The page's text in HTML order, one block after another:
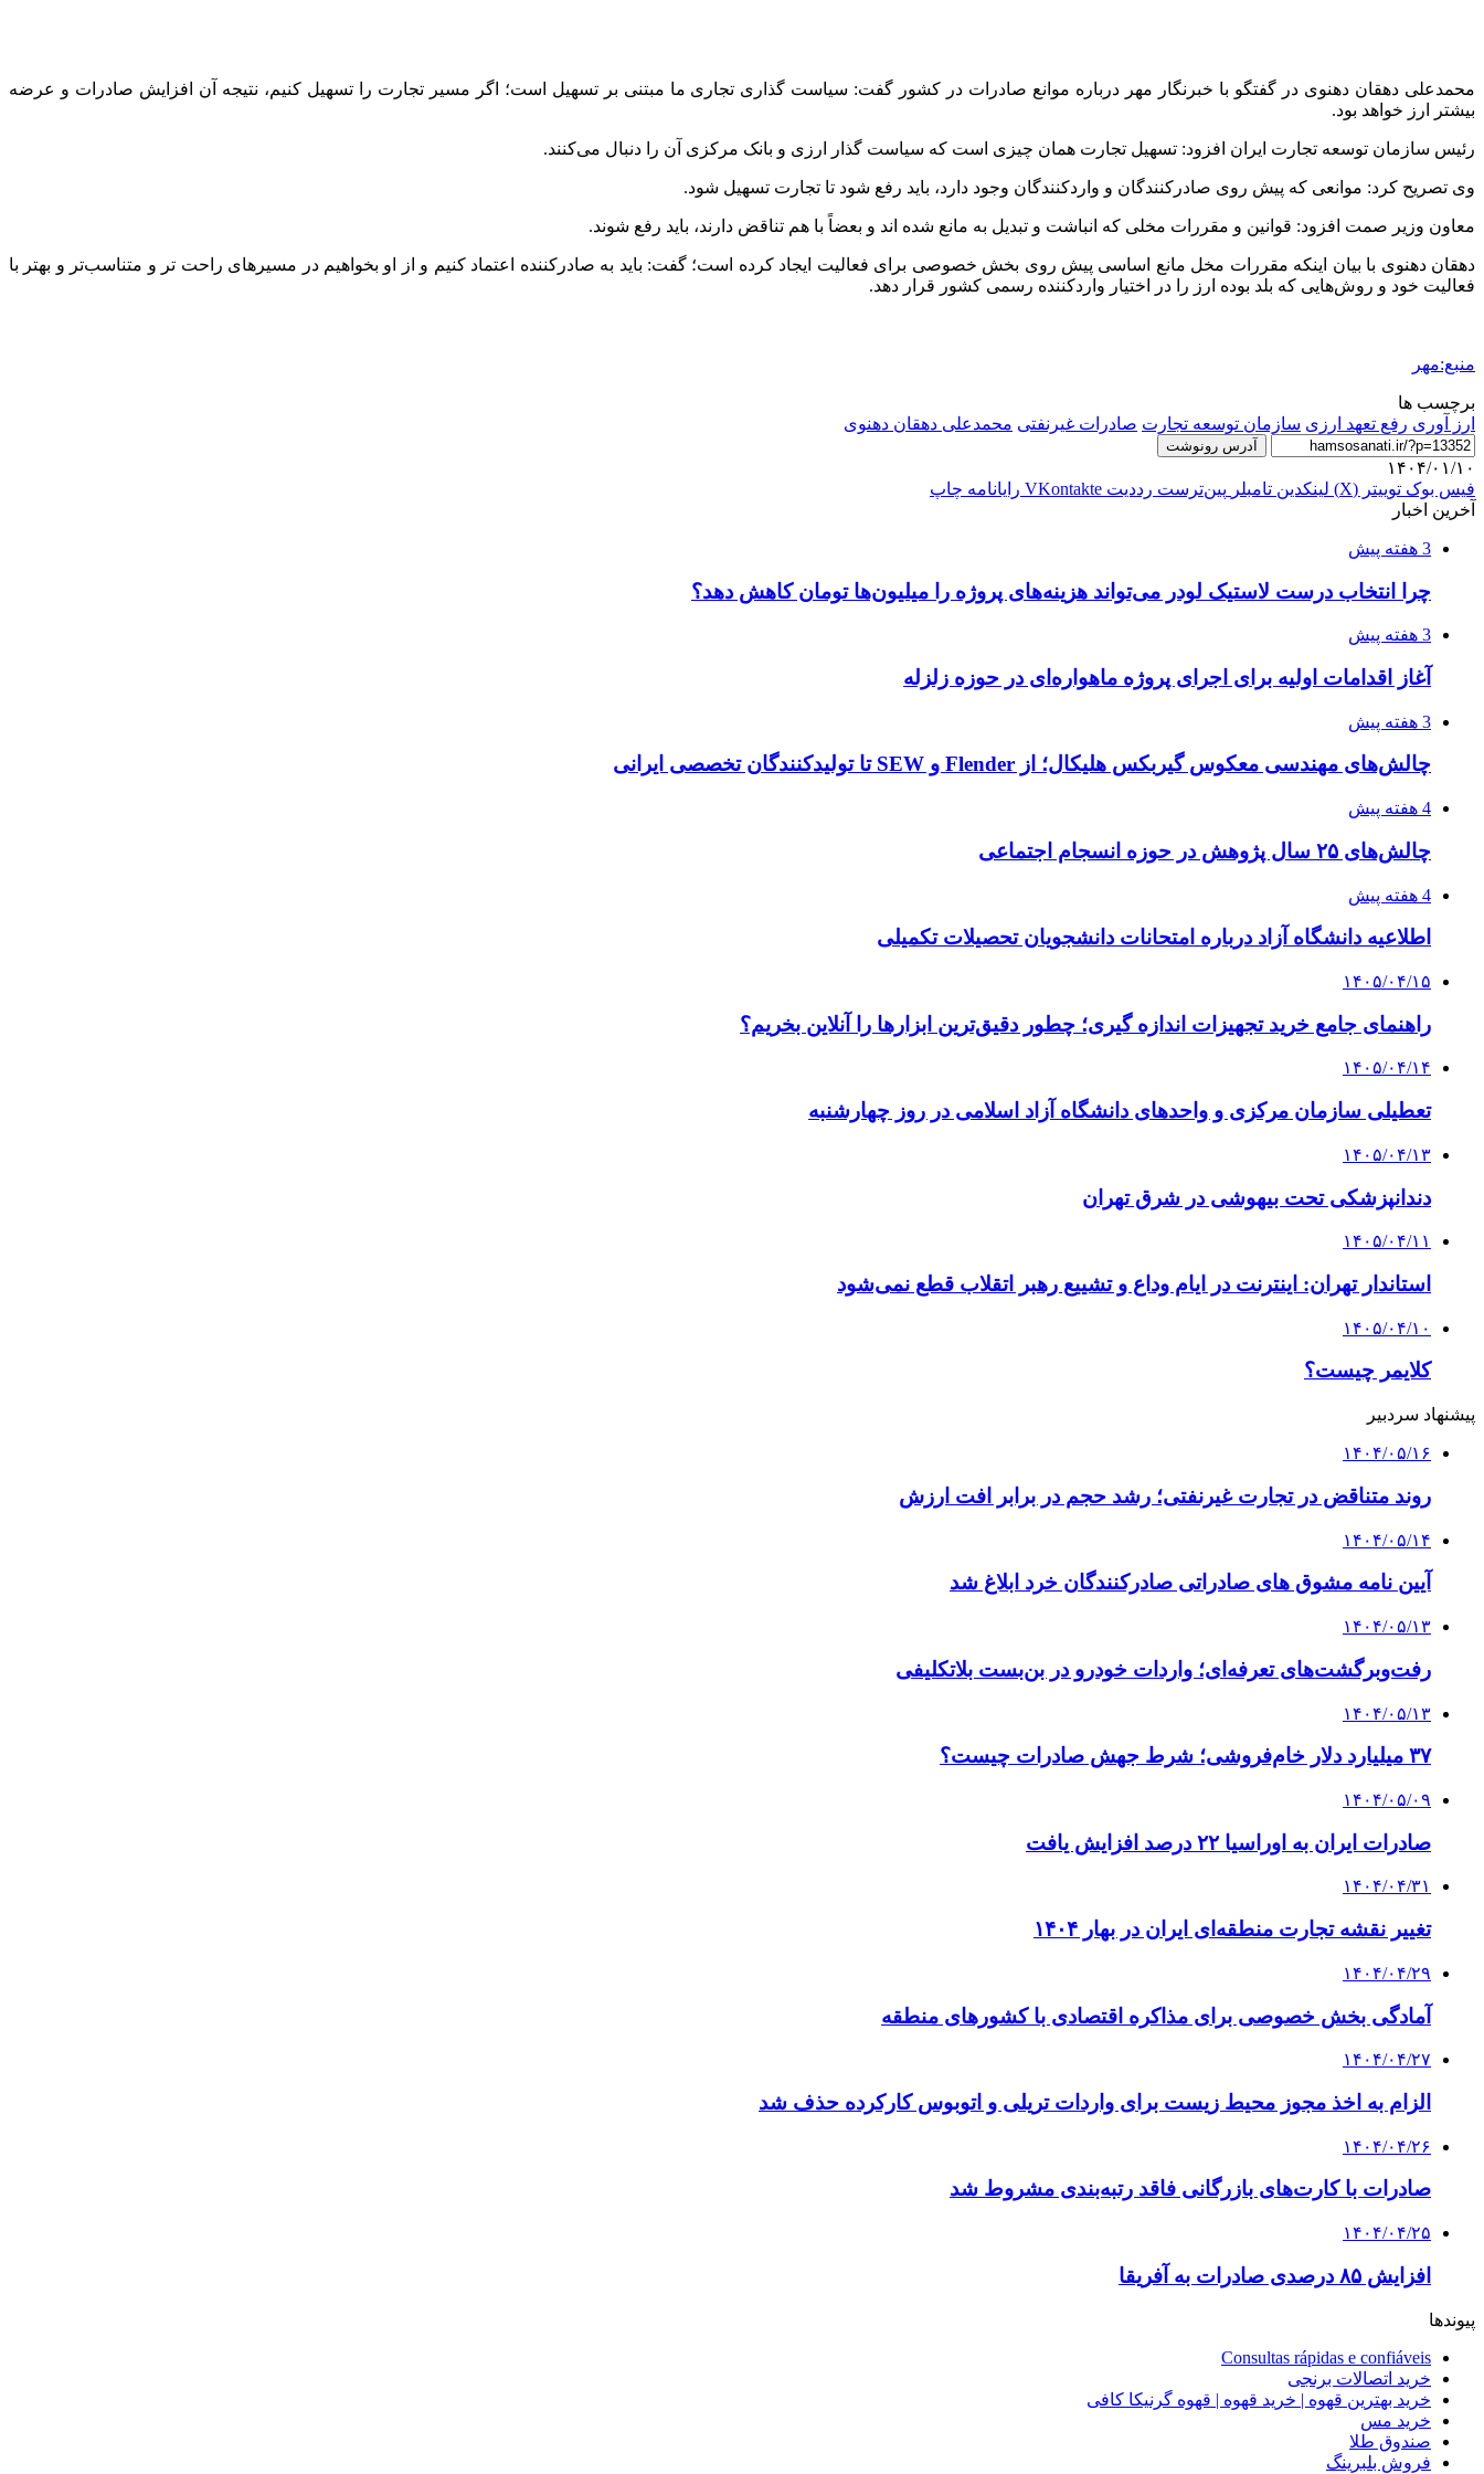
محمدعلی دهقان دهنوی در گفتگو با خبرنگار مهر درباره موانع صادرات در کشور گفت: سیاست گذاری تجاری ما مبتنی بر تسهیل است؛ اگر مسیر تجارت را تسهیل کنیم، نتیجه آن افزایش صادرات و عرضه
بیشتر ارز خواهد بود.
رئیس سازمان توسعه تجارت ایران افزود: تسهیل تجارت همان چیزی است که سیاست گذار ارزی و بانک مرکزی آن را دنبال می‌کنند.
وی تصریح کرد: موانعی که پیش روی صادرکنندگان و واردکنندگان وجود دارد، باید رفع شود تا تجارت تسهیل شود.
معاون وزیر صمت افزود: قوانین و مقررات مخلی که انباشت و تبدیل به مانع شده اند و بعضاً با هم تناقض دارند، باید رفع شوند.
دهقان دهنوی با بیان اینکه مقررات مخل مانع اساسی پیش روی بخش خصوصی برای فعالیت ایجاد کرده است؛ گفت: باید به صادرکننده اعتماد کنیم و از او بخواهیم در مسیرهای راحت تر و متناسب‌تر و بهتر با
فعالیت خود و روش‌هایی که بلد بوده ارز را در اختیار واردکننده رسمی کشور قرار دهد.
منبع:مهر
برچسب ها
ارز آوری رفع تعهد ارزی سازمان توسعه تجارت صادرات غیرنفتی محمدعلی دهقان دهنوی
آدرس رونوشت
۱۴۰۴/۰۱/۱۰
فیس بوک توییتر (X) لینکدین ‫تامبلر ‫پین‌ترست ‫رددیت ‫VKontakte رایانامه چاپ
آخرین اخبار
3 هفته پیش
چرا انتخاب درست لاستیک لودر می‌تواند هزینه‌های پروژه را میلیون‌ها تومان کاهش دهد؟
3 هفته پیش
آغاز اقدامات اولیه برای اجرای پروژه ماهواره‌ای در حوزه زلزله
3 هفته پیش
چالش‌های مهندسی معکوس گیربکس هلیکال؛ از Flender و SEW تا تولیدکنندگان تخصصی ایرانی
4 هفته پیش
چالش‌های ۲۵ سال پژوهش در حوزه انسجام اجتماعی
4 هفته پیش
اطلاعیه دانشگاه آزاد درباره امتحانات دانشجویان تحصیلات تکمیلی
۱۴۰۵/۰۴/۱۵
راهنمای جامع خرید تجهیزات اندازه گیری؛ چطور دقیق‌ترین ابزارها را آنلاین بخریم؟
۱۴۰۵/۰۴/۱۴
تعطیلی سازمان مرکزی و واحدهای دانشگاه آزاد اسلامی در روز چهارشنبه
۱۴۰۵/۰۴/۱۳
دندانپزشکی تحت بیهوشی در شرق تهران
۱۴۰۵/۰۴/۱۱
استاندار تهران: اینترنت در ایام وداع و تشییع رهبر اتقلاب قطع نمی‌شود
۱۴۰۵/۰۴/۱۰
کلایمر چیست؟
پیشنهاد سردبیر
۱۴۰۴/۰۵/۱۶
روند متناقض در تجارت غیرنفتی؛ رشد حجم در برابر افت ارزش
۱۴۰۴/۰۵/۱۴
آیین نامه مشوق های صادراتی صادرکنندگان خرد ابلاغ شد
۱۴۰۴/۰۵/۱۳
رفت‌وبرگشت‌های تعرفه‌ای؛ واردات خودرو در بن‌بست بلاتکلیفی
۱۴۰۴/۰۵/۱۳
۳۷ میلیارد دلار خام‌فروشی؛ شرط جهش صادرات چیست؟
۱۴۰۴/۰۵/۰۹
صادرات ایران به اوراسیا ۲۲ درصد افزایش یافت
۱۴۰۴/۰۴/۳۱
تغییر نقشه تجارت منطقه‌ای ایران در بهار ۱۴۰۴
۱۴۰۴/۰۴/۲۹
آمادگی بخش خصوصی برای مذاکره اقتصادی با کشورهای منطقه
۱۴۰۴/۰۴/۲۷
الزام به اخذ مجوز محیط زیست برای واردات تریلی و اتوبوس کارکرده حذف شد
۱۴۰۴/۰۴/۲۶
صادرات با کارت‌های بازرگانی فاقد رتبه‌بندی مشروط شد
۱۴۰۴/۰۴/۲۵
افزایش ۸۵ درصدی صادرات به آفریقا
پیوندها
Consultas rápidas e confiáveis
خرید اتصالات برنجی
خرید بهترین قهوه | خرید قهوه | قهوه گرنیکا کافی
خرید مس
صندوق طلا
فروش بلبرینگ